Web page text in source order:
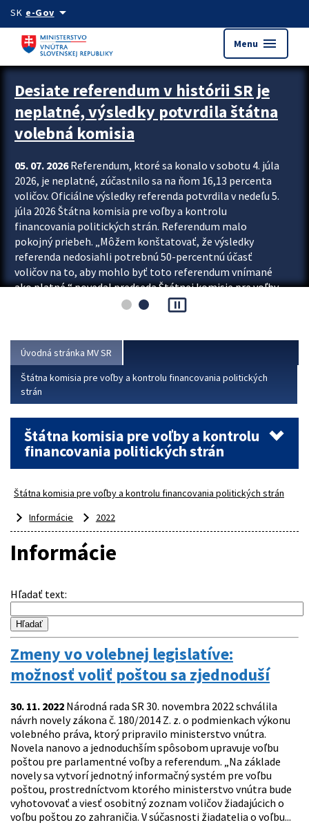
Preskocit na hlavný obsah
SK e-Govarrow_drop_down
Menu menu
Zastavit automatický posun upútavok
Desiate referendum v histórii SR je
neplatné, výsledky potvrdila štátna
volebná komisia
05. 07. 2026Referendum, ktoré sa konalo v sobotu 4. júla
2026, je neplatné, zúčastnilo sa na ňom 16,13 percenta
voličov. Oficiálne výsledky referenda potvrdila v nedeľu 5.
júla 2026 Štátna komisia pre voľby a kontrolu
financovania politických strán. Referendum malo
pokojný priebeh. „Môžem konštatovať, že výsledky
referenda nedosiahli potrebnú 50-percentnú účasť
voličov na to, aby mohlo byť toto referendum vnímané
ako platné,“ povedal predseda Štátnej komisie pre voľby
a kontrolu financovania politických...
pause_presentation
Úvodná stránka MV SR
Štátna komisia pre voľby a kontrolu financovania politických
strán
Štátna komisia pre voľby a kontrolu
financovania politických strán
Štátna komisia pre voľby a kontrolu financovania politických strán
Informácie
2022
Informácie
Hľadať text:
Zmeny vo volebnej legislatíve:
možnosť voliť poštou sa zjednoduší
30. 11. 2022 Národná rada SR 30. novembra 2022 schválila
návrh novely zákona č. 180/2014 Z. z. o podmienkach výkonu
volebného práva, ktorý pripravilo ministerstvo vnútra.
Novela nanovo a jednoduchším spôsobom upravuje voľbu
poštou pre parlamentné voľby a referendum. „Na základe
novely sa vytvorí jednotný informačný systém pre voľbu
poštou, prostredníctvom ktorého ministerstvo vnútra bude
vyhotovovať a viesť osobitný zoznam voličov žiadajúcich o
voľbu poštou zo zahraničia. V súčasnosti žiadatelia o voľbu...